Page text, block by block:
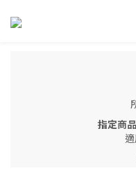
指定商